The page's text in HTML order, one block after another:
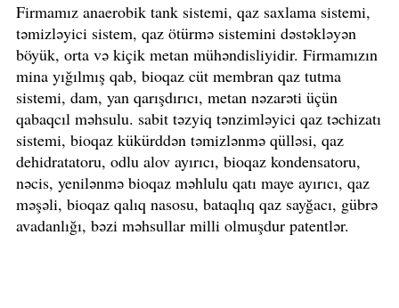
Firmamız anaerobik tank sistemi, qaz saxlama sistemi,
təmizləyici sistem, qaz ötürmə sistemini dəstəkləyən
böyük, orta və kiçik metan mühəndisliyidir. Firmamızın
mina yığılmış qab, bioqaz cüt membran qaz tutma
sistemi, dam, yan qarışdırıcı, metan nəzarəti üçün
qabaqcıl məhsulu. sabit təzyiq tənzimləyici qaz təchizatı
sistemi, bioqaz kükürddən təmizlənmə qülləsi, qaz
dehidratatoru, odlu alov ayırıcı, bioqaz kondensatoru,
nəcis, yenilənmə bioqaz məhlulu qatı maye ayırıcı, qaz
məşəli, bioqaz qalıq nasosu, bataqlıq qaz sayğacı, gübrə
avadanlığı, bəzi məhsullar milli olmuşdur patentlər.